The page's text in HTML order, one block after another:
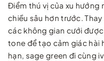
Điểm thú vị của xu hướng
chiều sâu hơn trước.
các không gian cưới
tone để tạo cảm giác hài
hạn, sage green đi cùng